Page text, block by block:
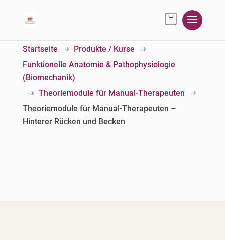
Startseite $ Produkte / Kurse $
Funktionelle Anatomie & Pathophysiologie
(Biomechanik)
$ Theoriemodule für Manual-Therapeuten $
Theoriemodule für Manual-Therapeuten –
Hinterer Rücken und Becken